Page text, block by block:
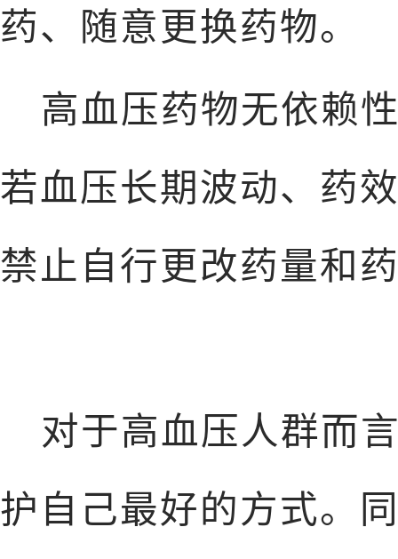
药、随意更换药物。
高血压药物无依赖
若血压长期波动、药
禁止自行更改药量和
对于高血压人群而
护自己最好的方式。